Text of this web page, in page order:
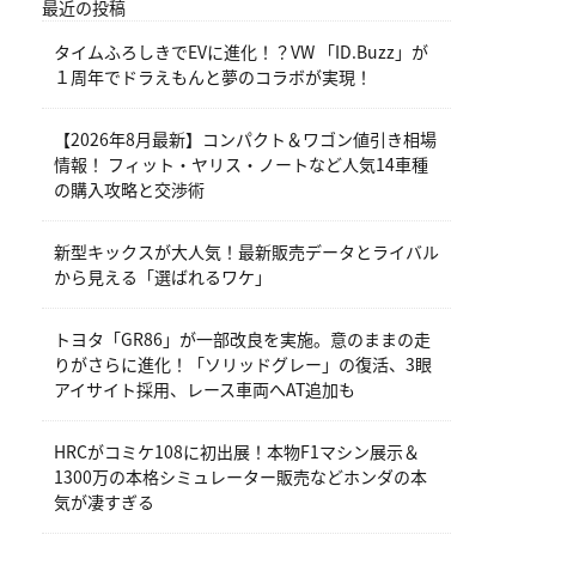
最近の投稿
タイムふろしきでEVに進化！？VW 「ID.Buzz」が
１周年でドラえもんと夢のコラボが実現！
【2026年8月最新】コンパクト＆ワゴン値引き相場
情報！ フィット・ヤリス・ノートなど人気14車種
の購入攻略と交渉術
新型キックスが大人気！最新販売データとライバル
から見える「選ばれるワケ」
トヨタ「GR86」が一部改良を実施。意のままの走
りがさらに進化！「ソリッドグレー」の復活、3眼
アイサイト採用、レース車両へAT追加も
HRCがコミケ108に初出展！本物F1マシン展示＆
1300万の本格シミュレーター販売などホンダの本
気が凄すぎる